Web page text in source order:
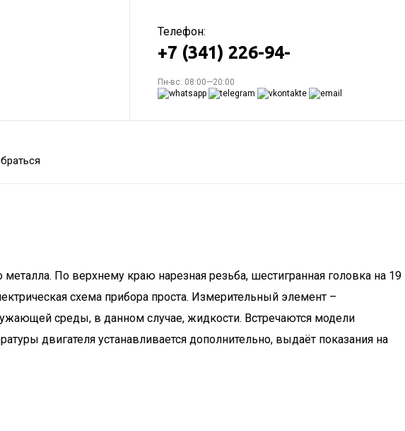
Телефон:
+7 (341) 226-94-
Пн-вс: 08:00—20:00
По верхнему краю нарезная резьба, шестигранная головка на 19
схема прибора проста. Измерительный элемент –
среды, в данном случае, жидкости. Встречаются модели
двигателя устанавливается дополнительно, выдаёт показания на